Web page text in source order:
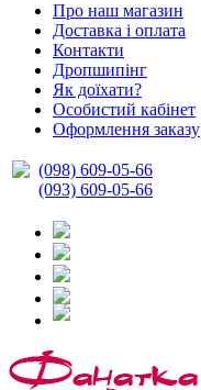
Про наш магазин
Доставка і оплата
Контакти
Дропшипінг
Як доїхати?
Особистий кабінет
Оформлення заказу
(098) 609-05-66
(093) 609-05-66